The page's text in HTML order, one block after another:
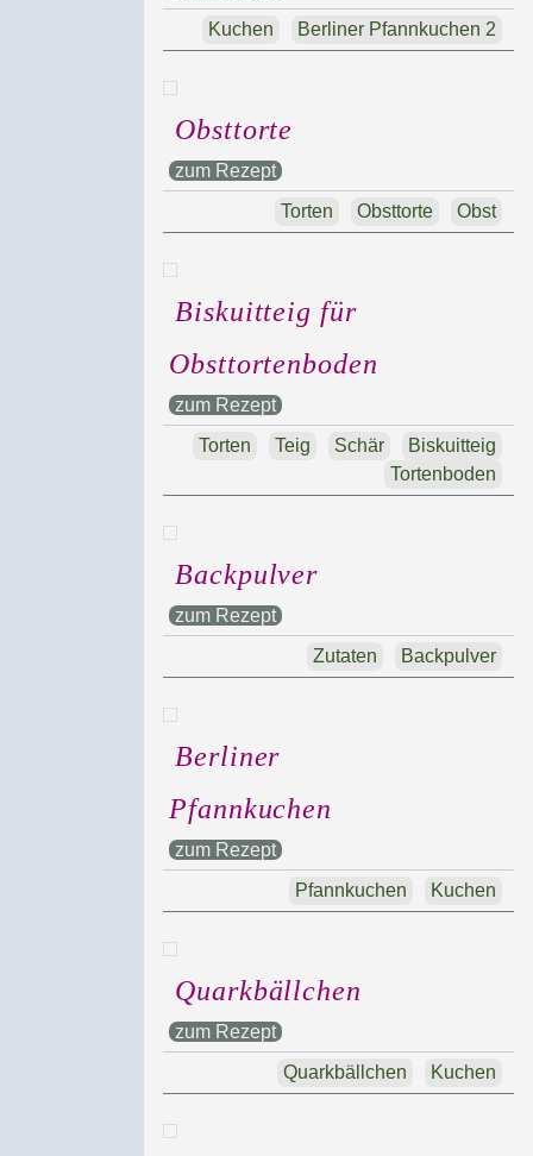
Berliner Pfannkuchen 2
Kuchen
Obsttorte
zum Rezept
Obst
Obsttorte
Torten
Biskuitteig für
Obsttortenboden
zum Rezept
Biskuitteig
Schär
Teig
Torten
Tortenboden
Backpulver
zum Rezept
Backpulver
Zutaten
Berliner
Pfannkuchen
zum Rezept
Kuchen
Pfannkuchen
Quarkbällchen
zum Rezept
Kuchen
Quarkbällchen